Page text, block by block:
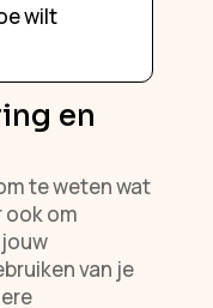
wilt
en
te weten wat
ook om
van je